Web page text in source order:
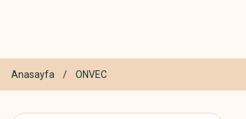
Anasayfa ONVEC